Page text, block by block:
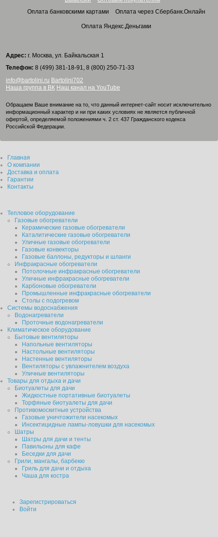
Оплата банковскими картами
Оплата через Сбербанк.Онлайн
Оплата Яндекс.Деньгами
Адрес: г. Москва, ул. Байкальская 1
Телефон: 8 (499) 381-18-91, 8 (800) 250-71-33
info@bartolini.ru Bartolini702
Наша группа в ВК Наш канал на YouTube
Обращаем Ваше внимание на то, что данный интернет-сайт носит исключительно
информационный характер и ни при каких условиях не является публичной
офертой, определяемой положениями ч. 2 ст. 437 Гражданского кодекса
Российской Федерации.
Главная
О компании
Доставка и оплата
Гарантии
Контакты
Тепловое оборудование
Газовые обогреватели
Керамические газовые обогреватели
Каталитические газовые обогреватели
Уличные газовые обогреватели
Газовые конвекторы
Газовые баллоны, редукторы и шланги
Инфракрасные обогреватели
Потолочные инфракрасные обогреватели
Уличные инфракрасные обогреватели
Карбоновые обогреватели
Промышленные инфракрасные обогреватели
Столы с подогревом
Системы водоснабжения
Водонагреватели
Проточные водонагреватели
Климатическое оборудование
Бытовые вентиляторы
Напольные вентиляторы
Настольные вентиляторы
Настенные вентиляторы
Вентиляторы с увлажнителем воздуха
Уличные вентиляторы
Товары для отдыха и дачи
Биотуалеты для дачи
Жидкостные портативные биотуалеты
Торфяные биотуалеты для дачи
Противомоскитные устройства
Газовые уничтожители насекомых
Инсектицидные лампы-ловушки для насекомых
Шатры
Шатры для дачи и тенты
Павильоны для кафе
Беседки для дачи
Грили, мангалы, барбекю
Гриль для дачи и отдыха
Чаша для костра
Зарегистрироваться
Войти